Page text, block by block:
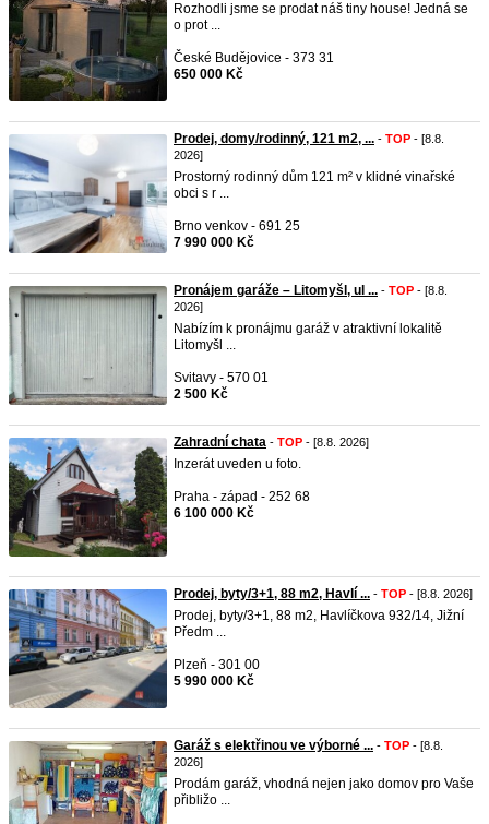
Rozhodli jsme se prodat náš tiny house! Jedná se
o prot ...
České Budějovice - 373 31
650 000 Kč
Prodej, domy/rodinný, 121 m2, ... - TOP - [8.8.
2026]
Prostorný rodinný dům 121 m² v klidné vinařské
obci s r ...
Brno venkov - 691 25
7 990 000 Kč
Pronájem garáže – Litomyšl, ul ... - TOP - [8.8.
2026]
Nabízím k pronájmu garáž v atraktivní lokalitě
Litomyšl ...
Svitavy - 570 01
2 500 Kč
Zahradní chata - TOP - [8.8. 2026]
Inzerát uveden u foto.
Praha - západ - 252 68
6 100 000 Kč
Prodej, byty/3+1, 88 m2, Havlí ... - TOP - [8.8. 2026]
Prodej, byty/3+1, 88 m2, Havlíčkova 932/14, Jižní
Předm ...
Plzeň - 301 00
5 990 000 Kč
Garáž s elektřinou ve výborné ... - TOP - [8.8.
2026]
Prodám garáž, vhodná nejen jako domov pro Vaše
přibližo ...